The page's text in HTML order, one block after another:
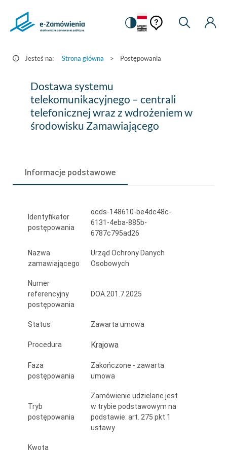
Postępowania
Zamówienia.gov.pl
Zmiana
na
kontrastową
Pomoc
kontekstowa
Pomoc
Moje
Jesteś na: Strona główna > Postępowania
Dostawa
systemu
telekomunikacyjnego
telefonicznej
wraz
wdrożeniem
środowisku
Dostawa systemu
telekomunikacyjnego – centrali
telefonicznej wraz z wdrożeniem w
środowisku Zamawiającego
Informacje podstawowe
Identyfikator
postępowania
ocds-148610-be4dc48c-
6131-4eba-885b-
6787c795ad26
Nazwa
zamawiającego
Urząd Ochrony Danych
Osobowych
Numer
referencyjny
postępowania
DOA.201.7.2025
Status Zawarta umowa
Procedura Krajowa
Faza
postępowania
Zakończone - zawarta
umowa
Tryb
postępowania
Zamówienie udzielane jest
w trybie podstawowym na
podstawie: art. 275 pkt 1
ustawy
Kwota